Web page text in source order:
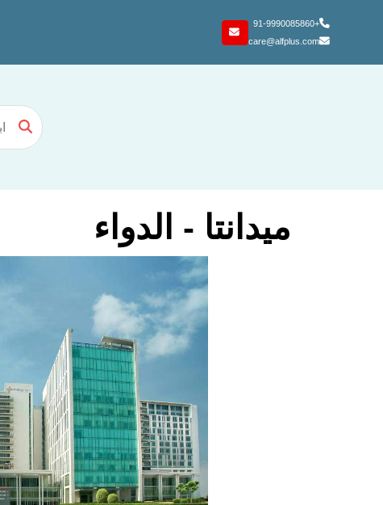
+91-9990085860
care@alfplus.com
ميدانتا - الدواء